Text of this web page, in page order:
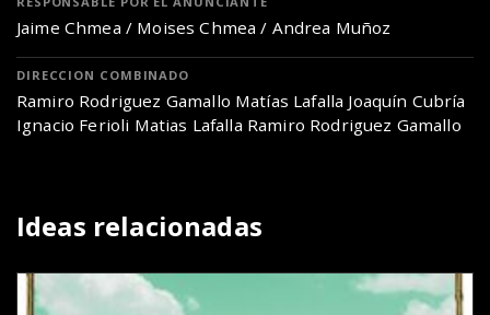
Jaime Chmea / Moises Chmea / Andrea Muñoz
DIRECCION COMBINADO
Ramiro Rodriguez Gamallo Matías Lafalla Joaquín Cubría
Ignacio Ferioli Matias Lafalla Ramiro Rodriguez Gamallo
Ideas relacionadas